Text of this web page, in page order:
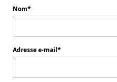
Nom
Adresse e-mail